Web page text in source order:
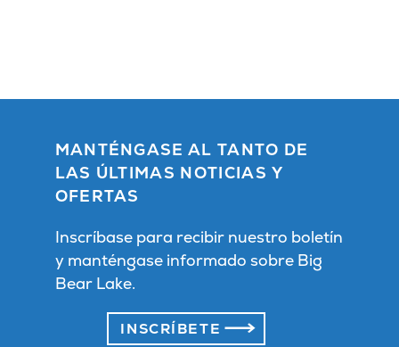
MANTÉNGASE AL TANTO DE
LAS ÚLTIMAS NOTICIAS Y
OFERTAS
Inscríbase para recibir nuestro boletín
y manténgase informado sobre Big
Bear Lake.
INSCRÍBETE